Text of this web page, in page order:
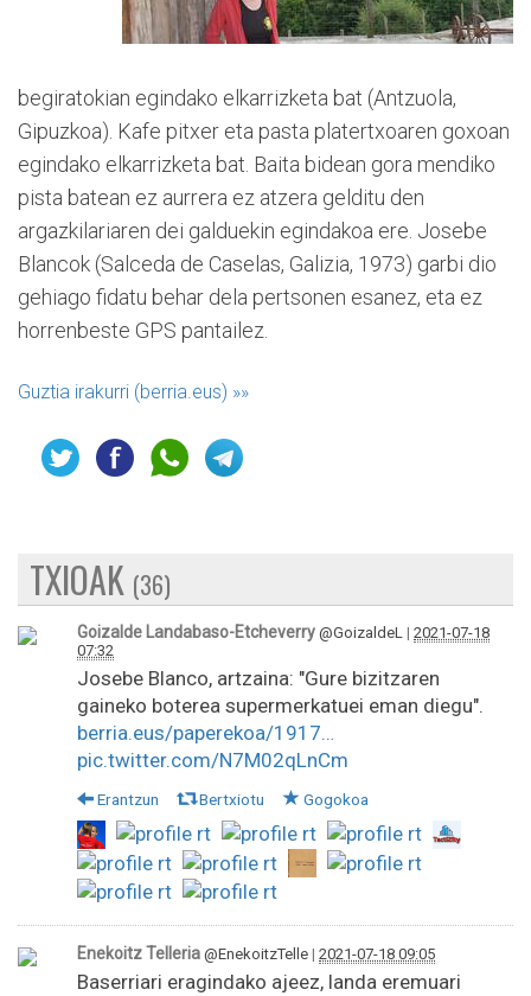
begiratokian egindako elkarrizketa bat (Antzuola,
Gipuzkoa). Kafe pitxer eta pasta platertxoaren goxoan
egindako elkarrizketa bat. Baita bidean gora mendiko
pista batean ez aurrera ez atzera gelditu den
argazkilariaren dei galduekin egindakoa ere. Josebe
Blancok (Salceda de Caselas, Galizia, 1973) garbi dio
gehiago fidatu behar dela pertsonen esanez, eta ez
horrenbeste GPS pantailez.
Guztia irakurri (berria.eus) »»
TXIOAK (36)
Goizalde Landabaso-Etcheverry @GoizaldeL | 2021-07-18
07:32
Josebe Blanco, artzaina: "Gure bizitzaren
gaineko boterea supermerkatuei eman diegu".
berria.eus/paperekoa/1917…
pic.twitter.com/N7M02qLnCm
Erantzun Bertxiotu Gogokoa
Enekoitz Telleria @EnekoitzTelle | 2021-07-18 09:05
Baserriari eragindako ajeez, landa eremuari